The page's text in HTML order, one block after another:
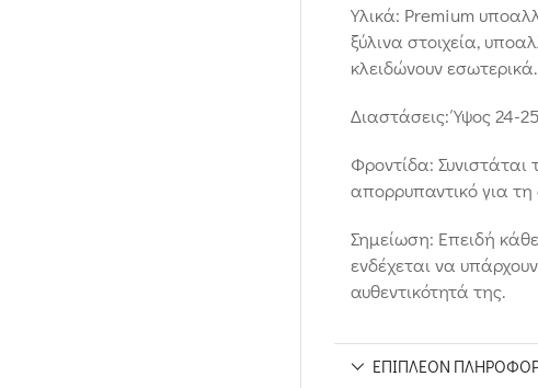
Υλικά: Premium
ξύλινα στοιχεία,
κλειδώνουν εσωτερικά.
Διαστάσεις: Ύψος 24-
Φροντίδα:
απορρυπαντικό για
Σημείωση: Επειδή
ενδέχεται να
αυθεντικότητά της.
ΕΠΙΠΛΈΟΝ